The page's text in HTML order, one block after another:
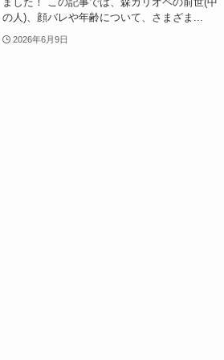
の人)、顔バレや年齢について、さまざま...
2026年6月9日